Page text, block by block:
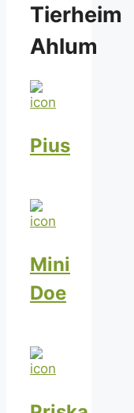
Tierheim
Ahlum
Pius
Mini
Doe